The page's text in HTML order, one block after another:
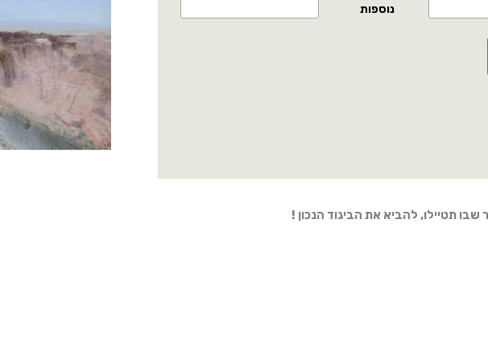
תטיילו, להביא את הביגוד הנכון !